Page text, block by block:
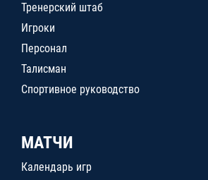
Тренерский штаб
Игроки
Персонал
Талисман
Спортивное руководство
МАТЧИ
Календарь игр